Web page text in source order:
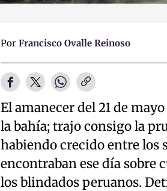
Por Francisco Ovalle Reinoso
El amanecer del 21 de
la bahía; trajo consigo la
habiendo crecido entre los
encontraban ese día sobre
los blindados peruanos.